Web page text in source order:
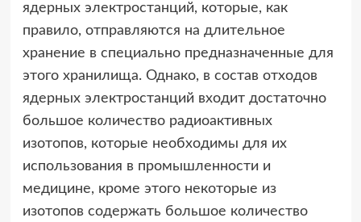
ядерных электростанций, которые, как
правило, отправляются на длительное
хранение в специально предназначенные для
этого хранилища. Однако, в состав отходов
ядерных электростанций входит достаточно
большое количество радиоактивных
изотопов, которые необходимы для их
использования в промышленности и
медицине, кроме этого некоторые из
изотопов содержать большое количество